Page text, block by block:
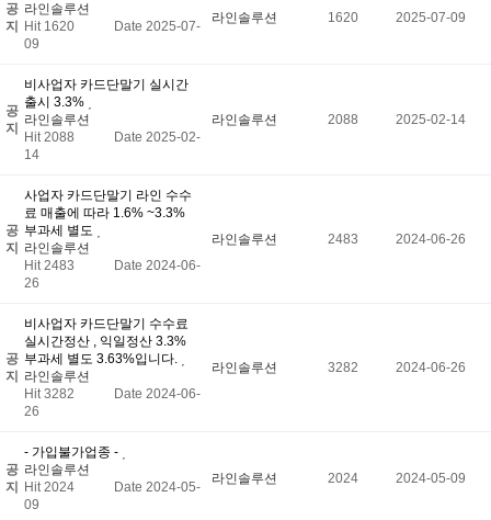
공
지
라인솔루션
Hit 1620
Date 2025-07-
09
라인솔루션 1620 2025-07-09
공
지
비사업자 카드단말기 실시간
출시 3.3%
라인솔루션
Hit 2088
Date 2025-02-
14
라인솔루션 2088 2025-02-14
공
지
사업자 카드단말기 라인 수수
료 매출에 따라 1.6% ~3.3%
부과세 별도
라인솔루션
Hit 2483
Date 2024-06-
26
라인솔루션 2483 2024-06-26
공
지
비사업자 카드단말기 수수료
실시간정산 , 익일정산 3.3%
부과세 별도 3.63%입니다.
라인솔루션
Hit 3282
Date 2024-06-
26
라인솔루션 3282 2024-06-26
공
지
- 가입불가업종 -
라인솔루션
Hit 2024
Date 2024-05-
09
라인솔루션 2024 2024-05-09